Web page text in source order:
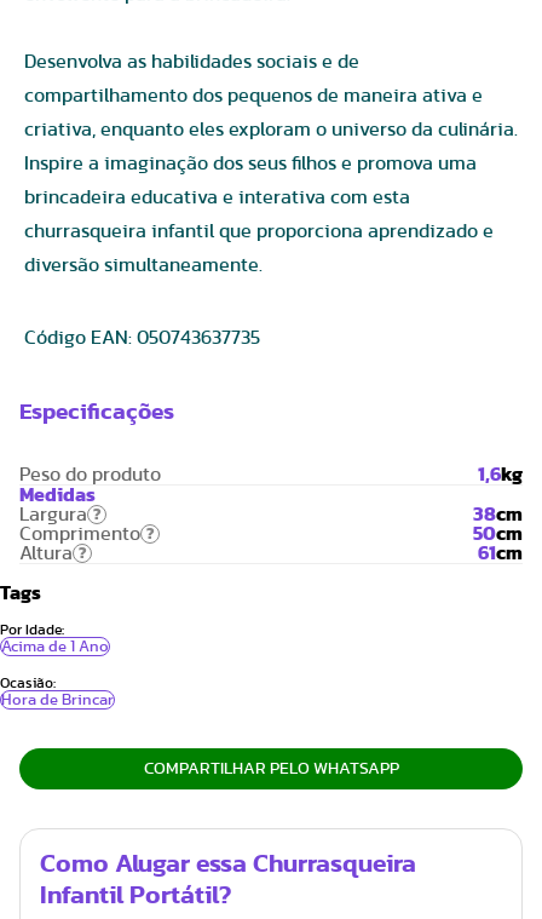
Desenvolva as habilidades sociais e de
compartilhamento dos pequenos de maneira ativa e
criativa, enquanto eles exploram o universo da culinária.
Inspire a imaginação dos seus filhos e promova uma
brincadeira educativa e interativa com esta
churrasqueira infantil que proporciona aprendizado e
diversão simultaneamente.
Código EAN: 050743637735
Especificações
Peso do produto 1,6kg
Medidas
Largura ? 38cm
Comprimento ? 50cm
Altura ? 61cm
Tags
Por Idade:
Acima de 1 Ano
Ocasião:
Hora de Brincar
COMPARTILHAR PELO WHATSAPP
Como Alugar essa Churrasqueira
Infantil Portátil?